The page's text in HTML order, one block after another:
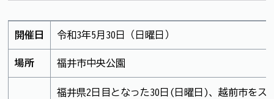
開催日 令和3年5月30日（日曜日）
場所 福井市中央公園
福井県2日目となった30日(日曜日)、越前市をス